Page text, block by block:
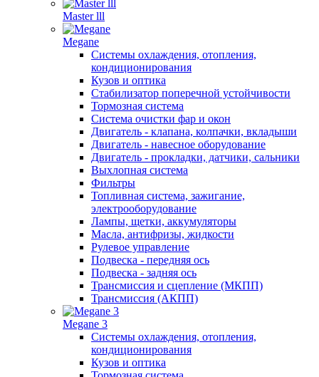
Master lll
Megane
Системы охлаждения, отопления,
кондиционирования
Кузов и оптика
Стабилизатор поперечной устойчивости
Тормозная система
Система очистки фар и окон
Двигатель - клапана, колпачки, вкладыши
Двигатель - навесное оборудование
Двигатель - прокладки, датчики, сальники
Выхлопная система
Фильтры
Топливная система, зажигание,
электрооборудование
Лампы, щетки, аккумуляторы
Масла, антифризы, жидкости
Рулевое управление
Подвеска - передняя ось
Подвеска - задняя ось
Трансмиссия и сцепление (МКПП)
Трансмиссия (АКПП)
Megane 3
Системы охлаждения, отопления,
кондиционирования
Кузов и оптика